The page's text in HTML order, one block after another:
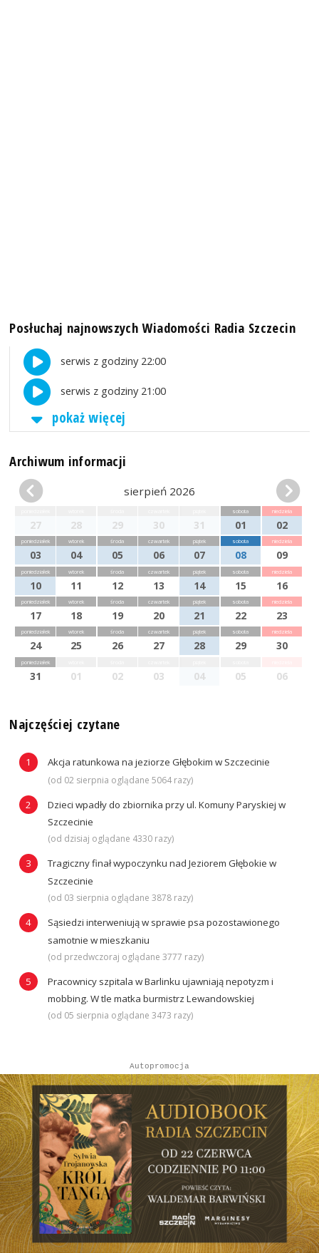
Posłuchaj najnowszych Wiadomości Radia Szczecin
serwis z godziny 22:00
serwis z godziny 21:00
pokaż więcej
Archiwum informacji
sierpień 2026
27 28 29 30 31
sobota
01
niedziela
02
poniedziałek
03
wtorek
04
środa
05
czwartek
06
piątek
07
sobota
08
niedziela
09
poniedziałek
10
wtorek
11
środa
12
czwartek
13
piątek
14
sobota
15
niedziela
16
poniedziałek
17
wtorek
18
środa
19
czwartek
20
piątek
21
sobota
22
niedziela
23
poniedziałek
24
wtorek
25
środa
26
czwartek
27
piątek
28
sobota
29
niedziela
30
poniedziałek
31 01 02 03 04 05 06
Najczęściej czytane
Akcja ratunkowa na jeziorze Głębokim w Szczecinie
(od 02 sierpnia oglądane 5064 razy)
Dzieci wpadły do zbiornika przy ul. Komuny Paryskiej w
Szczecinie
(od dzisiaj oglądane 4330 razy)
Tragiczny finał wypoczynku nad Jeziorem Głębokie w
Szczecinie
(od 03 sierpnia oglądane 3878 razy)
Sąsiedzi interweniują w sprawie psa pozostawionego
samotnie w mieszkaniu
(od przedwczoraj oglądane 3777 razy)
Pracownicy szpitala w Barlinku ujawniają nepotyzm i
mobbing. W tle matka burmistrz Lewandowskiej
(od 05 sierpnia oglądane 3473 razy)
Autopromocja